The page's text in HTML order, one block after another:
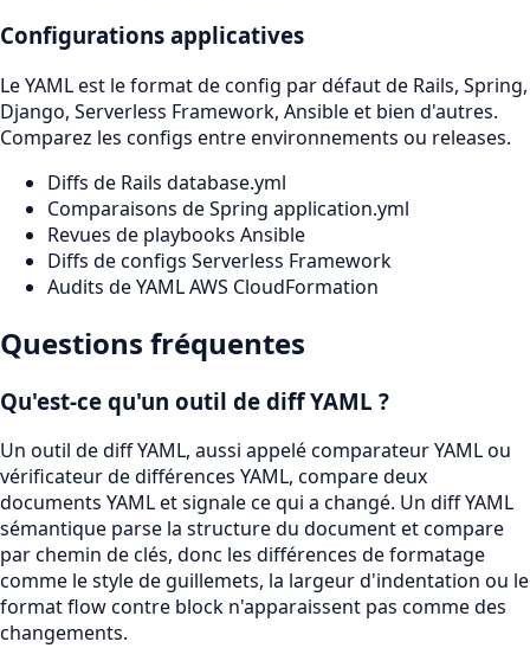
Configurations applicatives
Le YAML est le format de config par défaut de Rails, Spring,
Django, Serverless Framework, Ansible et bien d'autres.
Comparez les configs entre environnements ou releases.
Diffs de Rails database.yml
Comparaisons de Spring application.yml
Revues de playbooks Ansible
Diffs de configs Serverless Framework
Audits de YAML AWS CloudFormation
Questions fréquentes
Qu'est-ce qu'un outil de diff YAML ?
Un outil de diff YAML, aussi appelé comparateur YAML ou
vérificateur de différences YAML, compare deux
documents YAML et signale ce qui a changé. Un diff YAML
sémantique parse la structure du document et compare
par chemin de clés, donc les différences de formatage
comme le style de guillemets, la largeur d'indentation ou le
format flow contre block n'apparaissent pas comme des
changements.